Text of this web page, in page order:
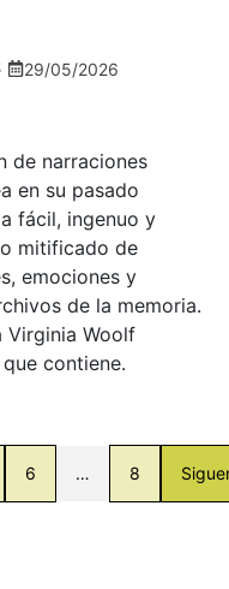
29/05/2026
de narraciones
en su pasado
fácil, ingenuo y
mitificado de
emociones y
de la memoria.
Virginia Woolf
contiene.
6 … 8